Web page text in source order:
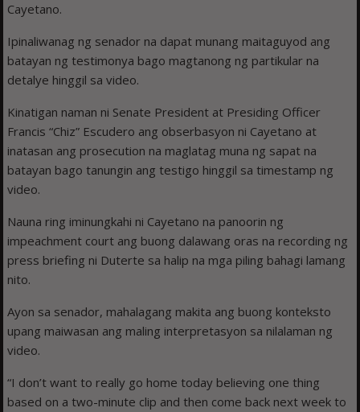
Cayetano.
Ipinaliwanag ng senador na dapat munang maitaguyod ang
batayan ng testimonya bago magtanong ng partikular na
detalye hinggil sa video.
Kinatigan naman ni Senate President at Presiding Officer
Francis “Chiz” Escudero ang obserbasyon ni Cayetano at
inatasan ang prosecution na maglatag muna ng sapat na
batayan bago tanungin ang testigo hinggil sa timestamp ng
video.
Nauna ring iminungkahi ni Cayetano na panoorin ng
impeachment court ang buong dalawang oras na recording ng
press briefing ni Duterte sa halip na mga piling bahagi lamang
nito.
Ayon sa senador, mahalagang makita ang buong konteksto
upang maiwasan ang maling interpretasyon sa nilalaman ng
video.
“I don’t want to really go home today believing one thing
based on a two-minute clip and then come back next week to